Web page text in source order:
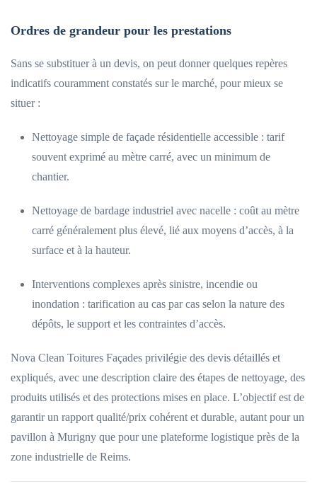
Ordres de grandeur pour les prestations
Sans se substituer à un devis, on peut donner quelques repères
indicatifs couramment constatés sur le marché, pour mieux se
situer :
Nettoyage simple de façade résidentielle accessible : tarif
souvent exprimé au mètre carré, avec un minimum de
chantier.
Nettoyage de bardage industriel avec nacelle : coût au mètre
carré généralement plus élevé, lié aux moyens d’accès, à la
surface et à la hauteur.
Interventions complexes après sinistre, incendie ou
inondation : tarification au cas par cas selon la nature des
dépôts, le support et les contraintes d’accès.
Nova Clean Toitures Façades privilégie des devis détaillés et
expliqués, avec une description claire des étapes de nettoyage, des
produits utilisés et des protections mises en place. L’objectif est de
garantir un rapport qualité/prix cohérent et durable, autant pour un
pavillon à Murigny que pour une plateforme logistique près de la
zone industrielle de Reims.